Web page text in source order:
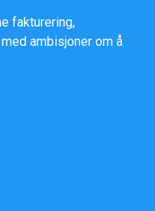
fakturering,
ambisjoner om å